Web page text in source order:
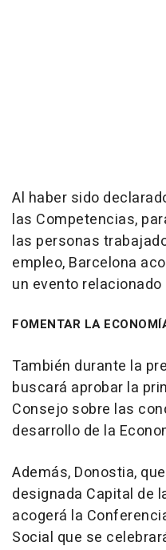
Al haber sido
las Competencias,
las personas
empleo, Barcelona
un evento
FOMENTAR LA
También durante la
buscará aprobar la
Consejo sobre las
desarrollo de la
Además, Donostia,
designada Capital de
acogerá la
Social que se